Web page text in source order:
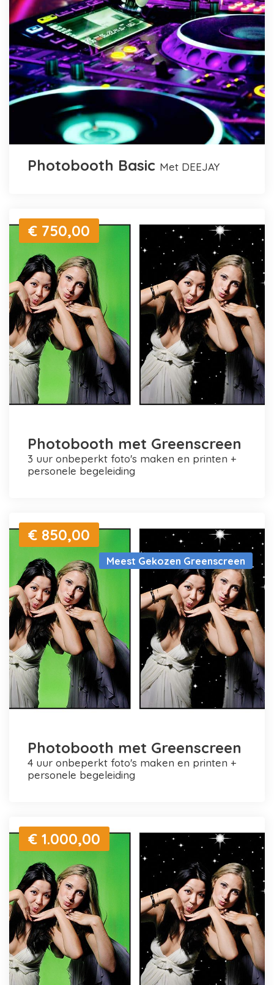
Photobooth Basic met DEEJAY
€ 750,00
Photobooth met Greenscreen
3 uur onbeperkt foto's maken en printen +
personele begeleiding
Meest Gekozen Greenscreen
€ 850,00
Photobooth met Greenscreen
4 uur onbeperkt foto's maken en printen +
personele begeleiding
€ 1.000,00